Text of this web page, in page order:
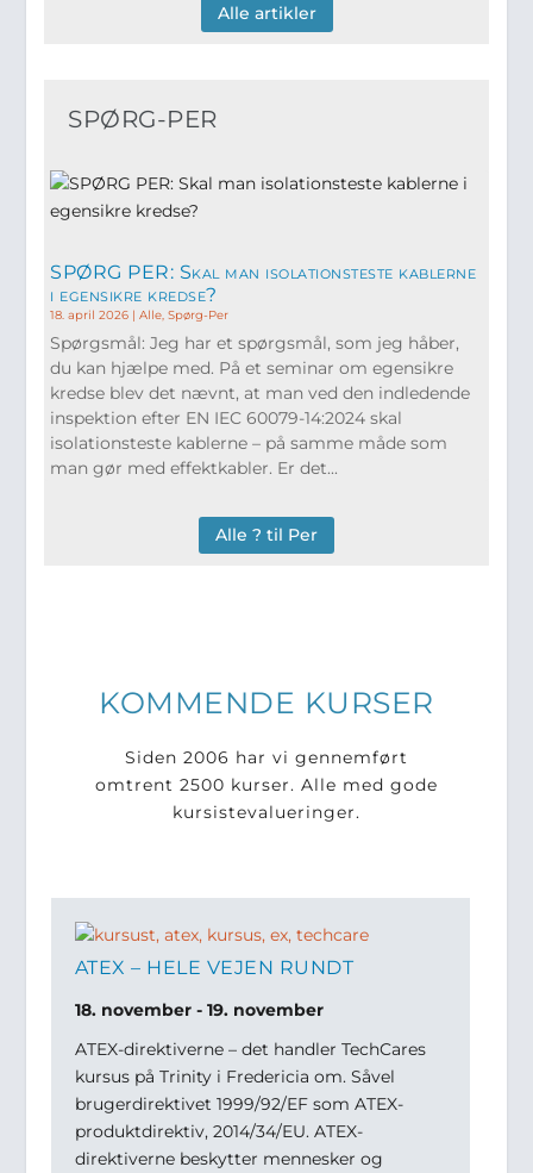
Alle artikler
SPØRG-PER
SPØRG PER: Skal man isolationsteste kablerne
i egensikre kredse?
18. april 2026 |Alle,Spørg-Per
Spørgsmål: Jeg har et spørgsmål, som jeg håber,
du kan hjælpe med. På et seminar om egensikre
kredse blev det nævnt, at man ved den indledende
inspektion efter EN IEC 60079-14:2024 skal
isolationsteste kablerne – på samme måde som
man gør med effektkabler. Er det...
Alle ? til Per
KOMMENDE KURSER
Siden 2006 har vi gennemført
omtrent 2500 kurser. Alle med gode
kursistevalueringer.
ATEX – HELE VEJEN RUNDT
18. november- 19. november
ATEX-direktiverne – det handler TechCares
kursus på Trinity i Fredericia om. Såvel
brugerdirektivet 1999/92/EF som ATEX-
produktdirektiv, 2014/34/EU. ATEX-
direktiverne beskytter mennesker og